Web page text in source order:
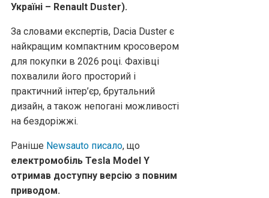
Україні – Renault Duster).
За словами експертів, Dacia Duster є
найкращим компактним кросовером
для покупки в 2026 році. Фахівці
похвалили його просторий і
практичний інтер’єр, брутальний
дизайн, а також непогані можливості
на бездоріжжі.
Раніше Newsauto писало, що
електромобіль Tesla Model Y
отримав доступну версію з повним
приводом.